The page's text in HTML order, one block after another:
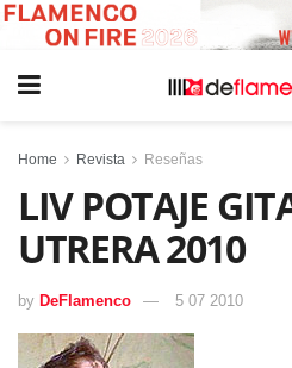
Home Revista Reseñas
LIV POTAJE
UTRERA 2010
by DeFlamenco 5 07 2010